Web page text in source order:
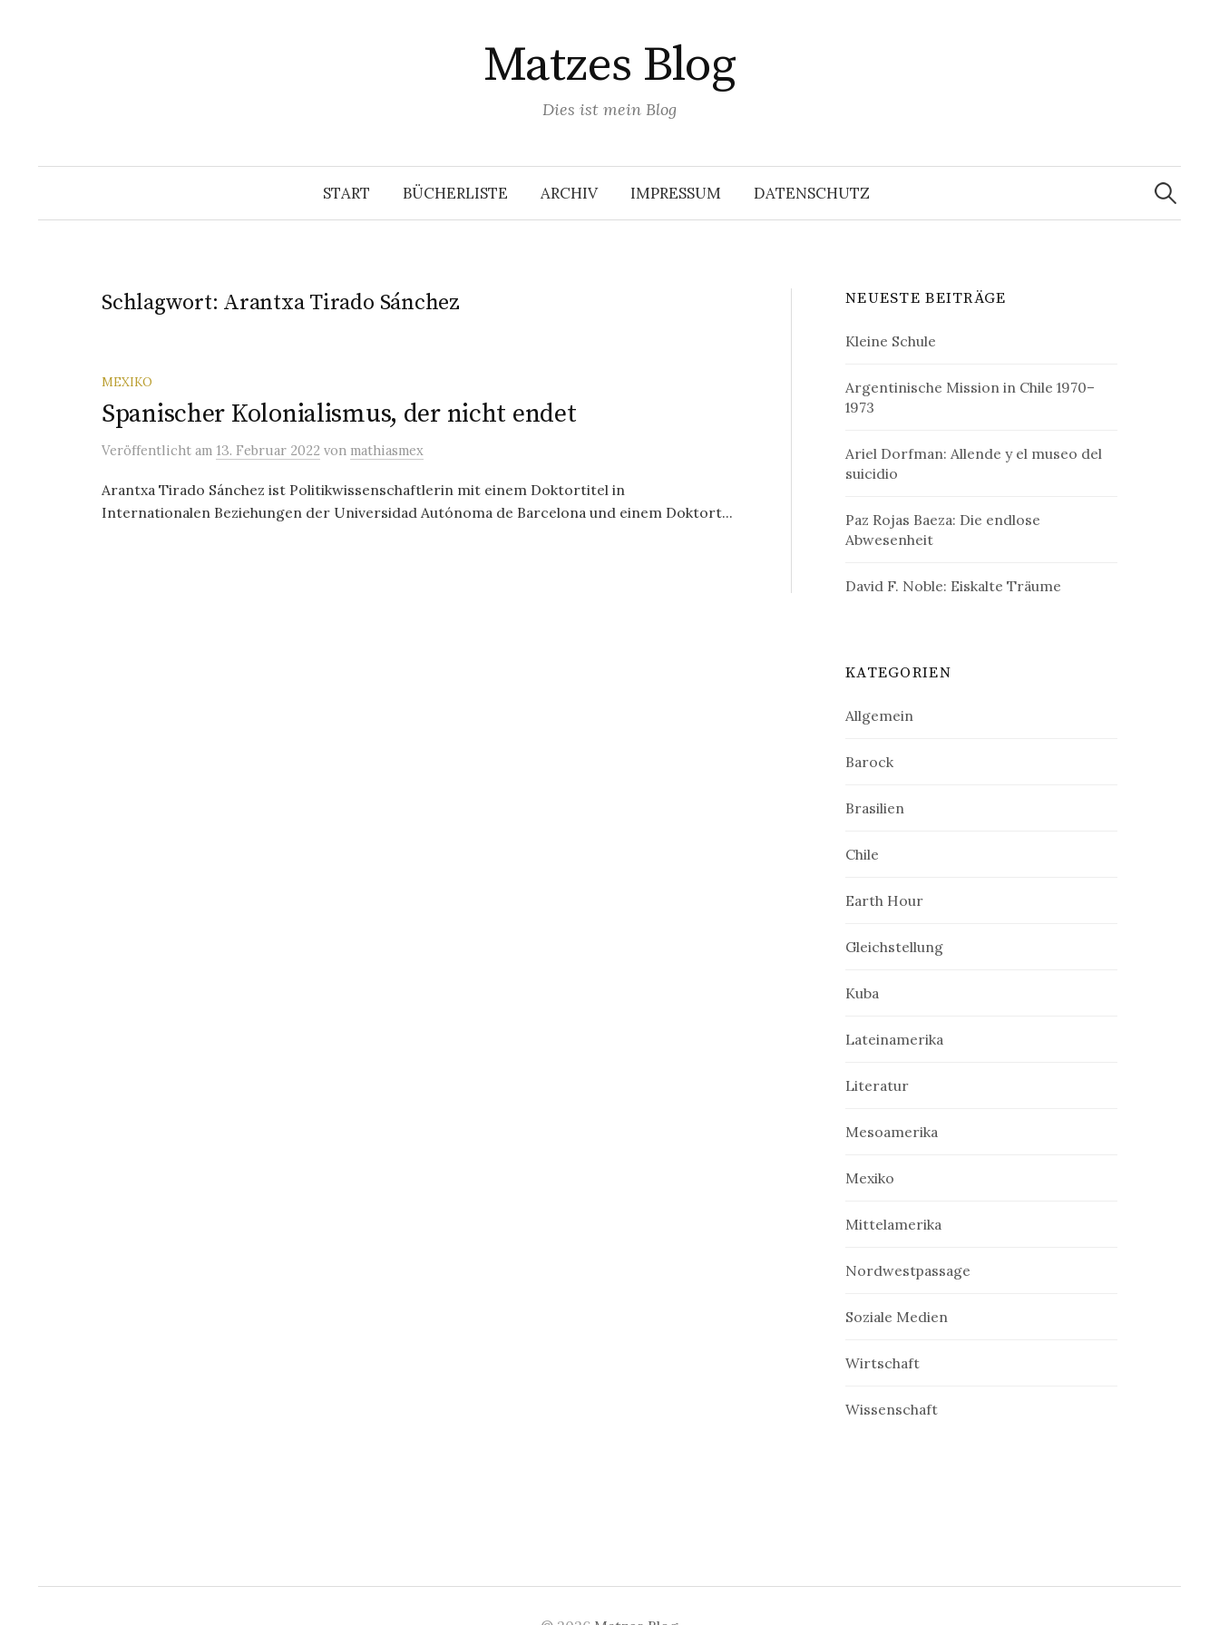
Matzes Blog
Dies ist mein Blog
START BÜCHERLISTE ARCHIV IMPRESSUM DATENSCHUTZ
Suchen
nach:
Schlagwort: Arantxa Tirado Sánchez
MEXIKO
Spanischer Kolonialismus, der nicht endet
Veröffentlicht am 13. Februar 2022 von mathiasmex
Arantxa Tirado Sánchez ist Politikwissenschaftlerin mit einem Doktortitel in
Internationalen Beziehungen der Universidad Autónoma de Barcelona und einem Doktort...
NEUESTE BEITRÄGE
Kleine Schule
Argentinische Mission in Chile 1970–
1973
Ariel Dorfman: Allende y el museo del
suicidio
Paz Rojas Baeza: Die endlose
Abwesenheit
David F. Noble: Eiskalte Träume
KATEGORIEN
Allgemein
Barock
Brasilien
Chile
Earth Hour
Gleichstellung
Kuba
Lateinamerika
Literatur
Mesoamerika
Mexiko
Mittelamerika
Nordwestpassage
Soziale Medien
Wirtschaft
Wissenschaft